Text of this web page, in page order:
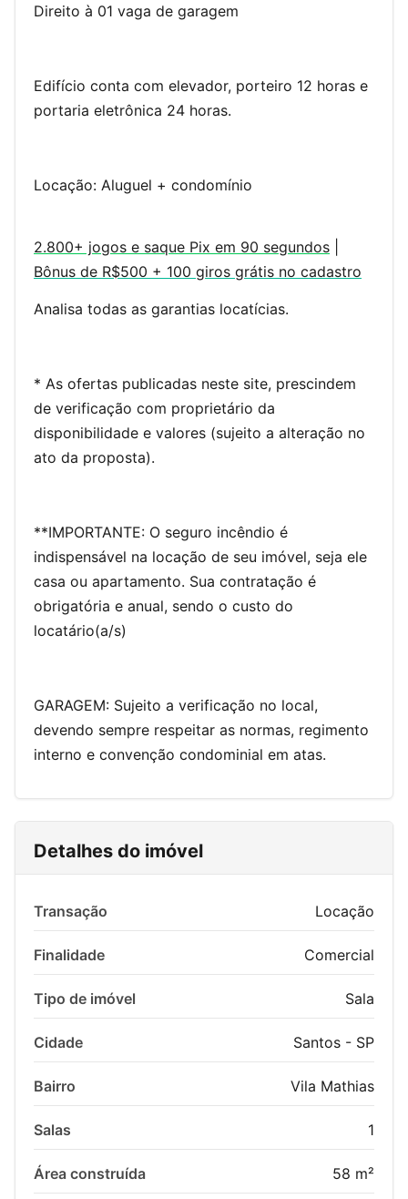
Direito à 01 vaga de garagem
Edifício conta com elevador, porteiro 12 horas e
portaria eletrônica 24 horas.
Locação: Aluguel + condomínio
2.800+ jogos e saque Pix em 90 segundos
Bônus de R$500 + 100 giros grátis no cadastro
Analisa todas as garantias locatícias.
* As ofertas publicadas neste site, prescindem
de verificação com proprietário da
disponibilidade e valores (sujeito a alteração no
ato da proposta).
**IMPORTANTE: O seguro incêndio é
indispensável na locação de seu imóvel, seja ele
casa ou apartamento. Sua contratação é
obrigatória e anual, sendo o custo do
locatário(a/s)
GARAGEM: Sujeito a verificação no local,
devendo sempre respeitar as normas, regimento
interno e convenção condominial em atas.
Detalhes do imóvel
Transação Locação
Finalidade Comercial
Tipo de imóvel Sala
Cidade Santos - SP
Bairro Vila Mathias
Salas 1
Área construída 58 m²